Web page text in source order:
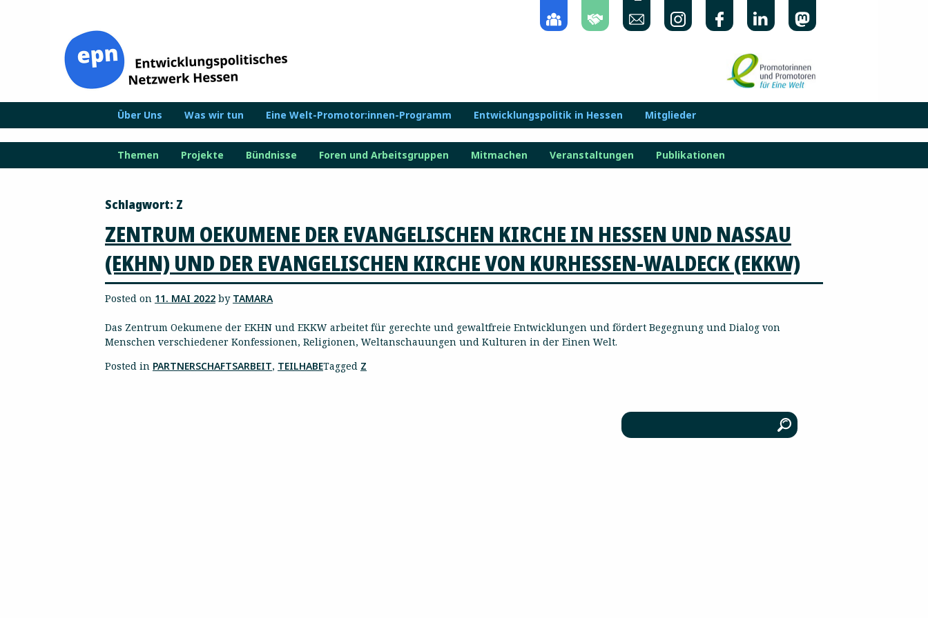
Über Uns Was wir tun Eine Welt-Promotor:innen-Programm Entwicklungspolitik in Hessen Mitglieder
Themen Projekte Bündnisse Foren und Arbeitsgruppen Mitmachen Veranstaltungen Publikationen
Schlagwort: Z
ZENTRUM OEKUMENE DER EVANGELISCHEN KIRCHE IN HESSEN UND NASSAU
(EKHN) UND DER EVANGELISCHEN KIRCHE VON KURHESSEN-WALDECK (EKKW)
Posted on 11. MAI 2022 by TAMARA
Das Zentrum Oekumene der EKHN und EKKW arbeitet für gerechte und gewaltfreie Entwicklungen und fördert Begegnung und Dialog von
Menschen verschiedener Konfessionen, Religionen, Weltanschauungen und Kulturen in der Einen Welt.
Posted in PARTNERSCHAFTSARBEIT, TEILHABETagged Z